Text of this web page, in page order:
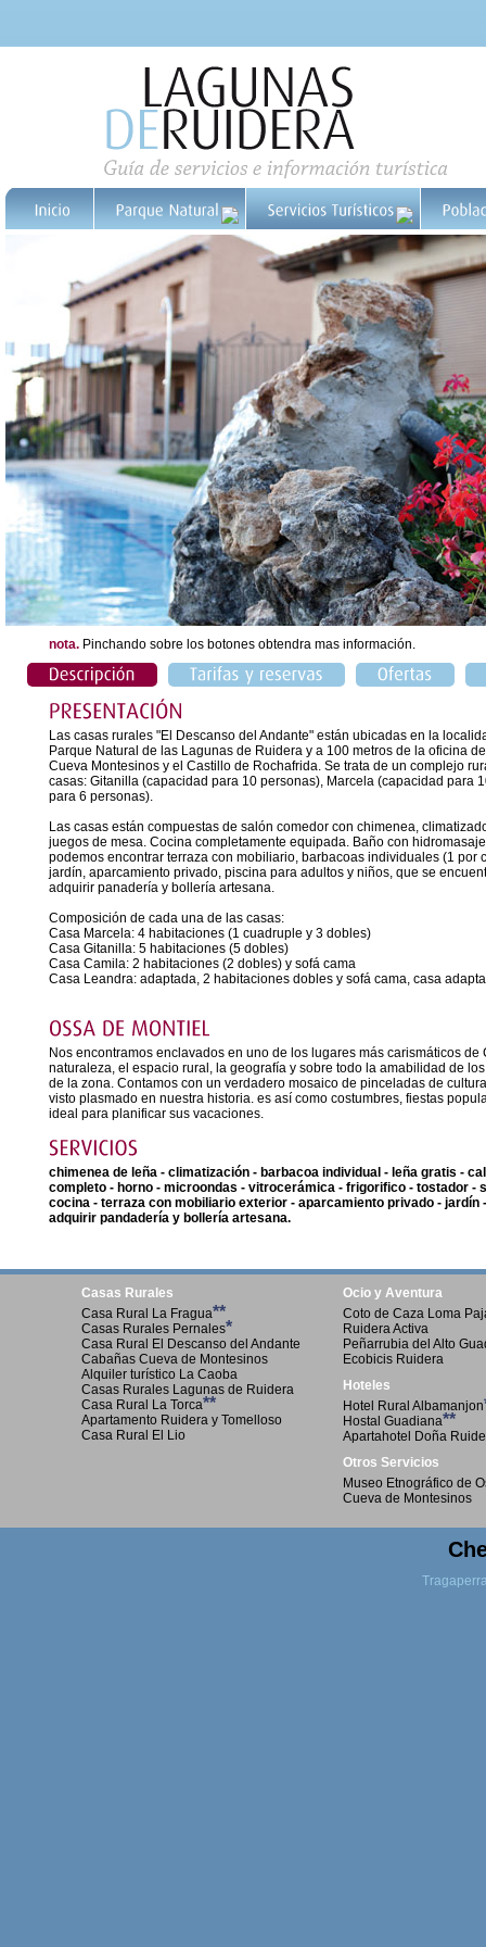
nota. Pinchando sobre los botones obtendra mas información.
Las casas rurales "El Descanso del Andante" están ubicadas en la
Parque Natural de las Lagunas de Ruidera y a 100 metros de la oficina
Cueva Montesinos y el Castillo de Rochafrida. Se trata de un complejo
casas: Gitanilla (capacidad para 10 personas), Marcela (capacidad para
para 6 personas).
Las casas están compuestas de salón comedor con chimenea,
juegos de mesa. Cocina completamente equipada. Baño con
podemos encontrar terraza con mobiliario, barbacoas individuales (1
jardín, aparcamiento privado, piscina para adultos y niños, que se
adquirir panadería y bollería artesana.
Composición de cada una de las casas:
Casa Marcela: 4 habitaciones (1 cuadruple y 3 dobles)
Casa Gitanilla: 5 habitaciones (5 dobles)
Casa Camila: 2 habitaciones (2 dobles) y sofá cama
Casa Leandra: adaptada, 2 habitaciones dobles y sofá cama, casa
Nos encontramos enclavados en uno de los lugares más carismáticos
naturaleza, el espacio rural, la geografía y sobre todo la amabilidad de
de la zona. Contamos con un verdadero mosaico de pinceladas de
visto plasmado en nuestra historia. es así como costumbres, fiestas
ideal para planificar sus vacaciones.
chimenea de leña - climatización - barbacoa individual - leña gratis -
completo - horno - microondas - vitrocerámica - frigorifico - tostador -
cocina - terraza con mobiliario exterior - aparcamiento privado -
adquirir pandadería y bollería artesana.
Casas Rurales
Casa Rural La Fragua**
Casas Rurales Pernales*
Casa Rural El Descanso del Andante
Cabañas Cueva de Montesinos
Alquiler turístico La Caoba
Casas Rurales Lagunas de Ruidera
Casa Rural La Torca**
Apartamento Ruidera y Tomelloso
Casa Rural El Lio
Ocio y Aventura
Coto de Caza Loma
Ruidera Activa
Peñarrubia del Alto
Ecobicis Ruidera
Hoteles
Hotel Rural Albamanjon
Hostal Guadiana**
Apartahotel Doña
Otros Servicios
Museo Etnográfico de
Cueva de Montesinos